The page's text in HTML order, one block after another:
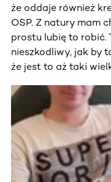
że oddaje również
OSP. Z natury mam
prostu lubię to robić.
nieszkodliwy, jak by
że jest to aż taki